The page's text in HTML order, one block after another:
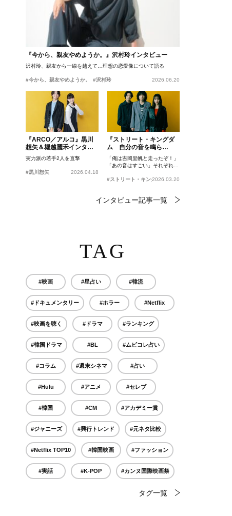
『今から、親友やめようか。』沢村玲インタビュー
沢村玲、親友から一線を越えて…理想の恋愛像について語る
#今から、親友やめようか。 #沢村玲 2026.06.20
『ARCO／アルコ』黒川
想矢＆堀越麗禾インタビ
ュー
実力派の若手2人を直撃
#黒川想矢 2026.04.18
『ストリート・キングダ
ム 自分の音を鳴ら
せ。』峯田和伸、若葉竜
也、吉岡里帆インタビュ
ー
「俺は吉岡里帆と走ったぞ！」
「あの音はすごい」それぞれの
#ストリート・キングダム 自分の音を鳴らせ。
2026.03.20
インタビュー記事一覧
TAG
#映画 #星占い #韓流
#ドキュメンタリー #ホラー #Netflix
#映画を聴く #ドラマ #ランキング
#韓国ドラマ #BL #ムビコレ占い
#コラム #週末シネマ #占い
#Hulu #アニメ #セレブ
#韓国 #CM #アカデミー賞
#ジャニーズ #興行トレンド #元ネタ比較
#Netflix TOP10 #韓国映画 #ファッション
#実話 #K-POP #カンヌ国際映画祭
タグ一覧